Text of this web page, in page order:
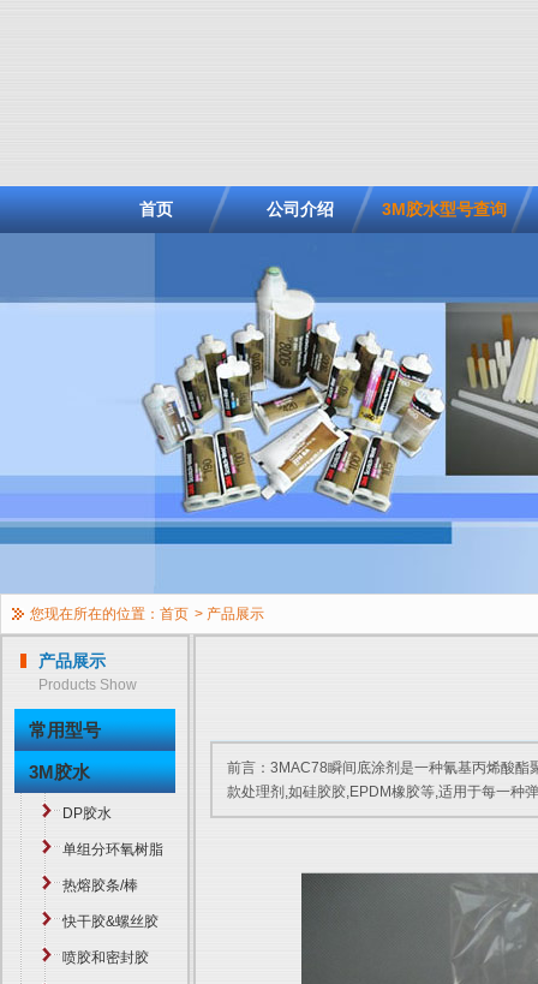
首页 公司介绍 3M胶水型号查询
您现在所在的位置： 首页 > 产品展示
产品展示
Products Show
常用型号
3M胶水
DP胶水
单组分环氧树脂
热熔胶条/棒
快干胶&螺丝胶
喷胶和密封胶
前言：3MAC78瞬间底涂剂是一种氰基丙烯酸
款处理剂,如硅胶胶,EPDM橡胶等,适用于每一种